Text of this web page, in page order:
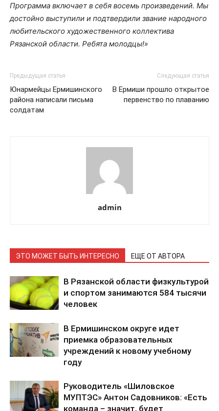
Программа включает в себя восемь произведений. Мы
достойно выступили и подтвердили звание народного
любительского художественного коллектива
Рязанской области. Ребята молодцы!»
Предыдущая статья
Юнармейцы Ермишинского
района написали письма
солдатам
Следующая статья
В Ермиши прошло открытое
первенство по плаванию
admin
ЭТО МОЖЕТ БЫТЬ ИНТЕРЕСНО ЕЩЕ ОТ АВТОРА
В Рязанской области физкультурой
и спортом занимаются 584 тысячи
человек
В Ермишинском округе идет
приемка образовательных
учреждений к новому учебному
году
Руководитель «Шиловское
МУПТЭС» Антон Садовников: «Есть
команда – значит, будет